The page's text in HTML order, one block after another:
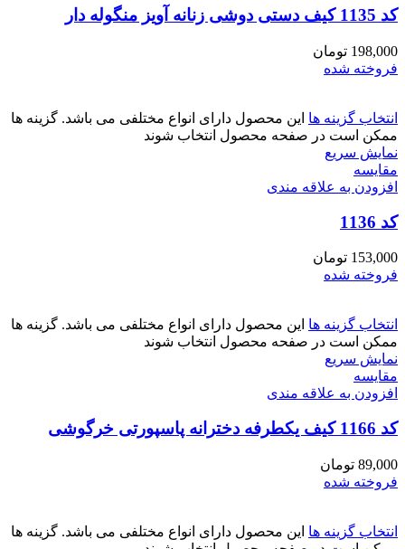
کد 1135 کیف دستی دوشی زنانه آویز منگوله دار
198,000 تومان
فروخته شده
انتخاب گزینه ها این محصول دارای انواع مختلفی می باشد. گزینه ها
ممکن است در صفحه محصول انتخاب شوند
نمایش سریع
مقايسه
افزودن به علاقه مندی
کد 1136
153,000 تومان
فروخته شده
انتخاب گزینه ها این محصول دارای انواع مختلفی می باشد. گزینه ها
ممکن است در صفحه محصول انتخاب شوند
نمایش سریع
مقايسه
افزودن به علاقه مندی
کد 1166 کیف یکطرفه دخترانه پاسپورتی خرگوشی
89,000 تومان
فروخته شده
انتخاب گزینه ها این محصول دارای انواع مختلفی می باشد. گزینه ها